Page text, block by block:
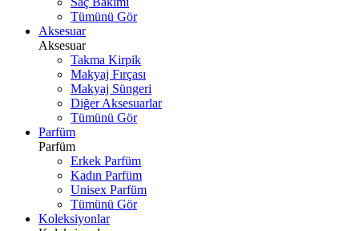
Tümünü Gör
Aksesuar
Aksesuar
Takma Kirpik
Makyaj Fırçası
Makyaj Süngeri
Diğer Aksesuarlar
Tümünü Gör
Parfüm
Parfüm
Erkek Parfüm
Kadın Parfüm
Unisex Parfüm
Tümünü Gör
Koleksiyonlar